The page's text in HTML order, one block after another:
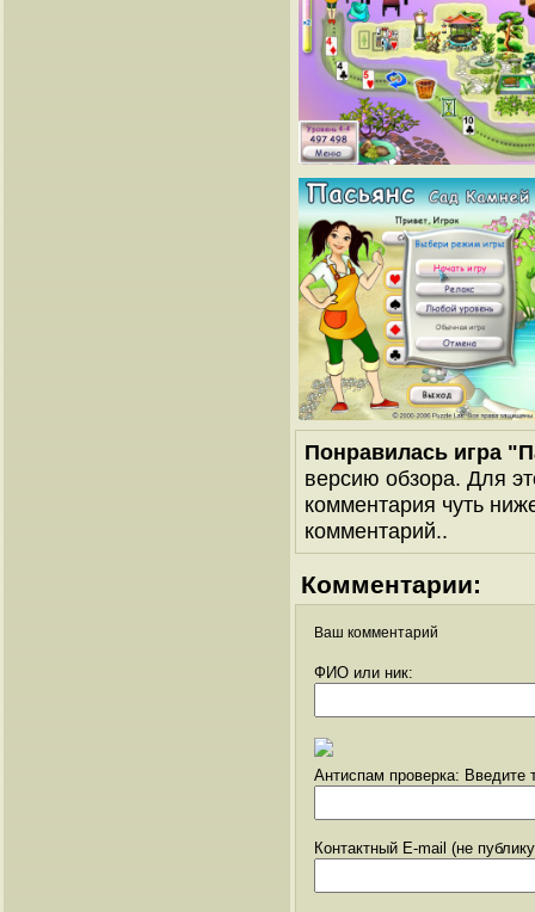
Понравилась игра
версию обзора. Для
комментария чуть
комментарий..
Комментарии:
Ваш комментарий
ФИО или ник:
Антиспам проверка: Введите
Контактный E-mail (не